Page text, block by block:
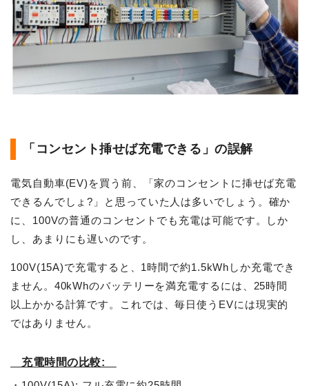
「コンセント挿せば充電できる」の誤解
電気自動車(EV)を買う前、「家のコンセントに挿せば充電
できるんでしょ?」と思っていた人は多いでしょう。確か
に、100Vの普通のコンセントでも充電は可能です。しか
し、あまりにも遅いのです。
100V(15A)で充電すると、1時間で約1.5kWhしか充電でき
ません。40kWhのバッテリーを満充電するには、25時間
以上かかる計算です。これでは、毎日使うEVには現実的
ではありません。
充電時間の比較: